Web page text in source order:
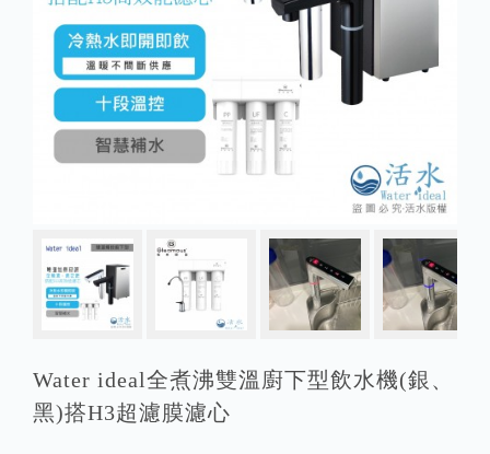
Water ideal全煮沸雙溫廚下型飲水機(銀、
黑)搭H3超濾膜濾心